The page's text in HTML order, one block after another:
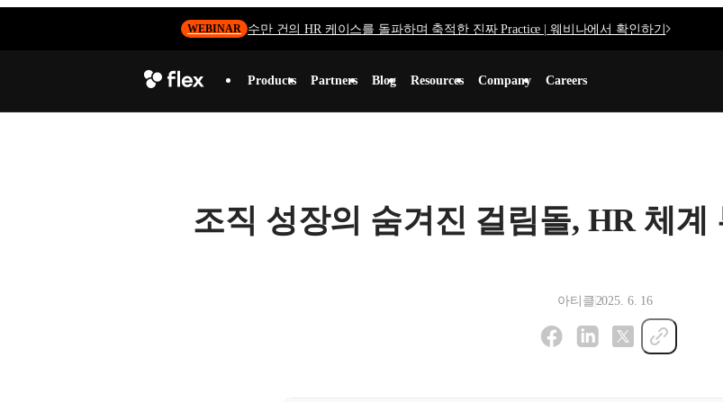
WEBINAR 수만 건의 HR 케이스를 돌파하며 축적한 진짜 Practice | 웨비나에서 확인하기
Products Partners Blog Resources Company Careers
조직 성장의 숨겨진 걸림돌, HR 체
아티클2025. 6. 16